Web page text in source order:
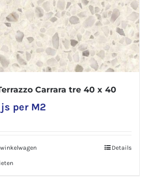
Carrara tre 40 x 40
per M2
Details